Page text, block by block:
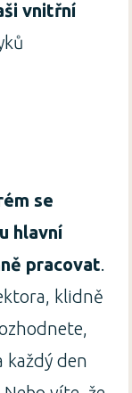
vnitřní
se
hlavní
pracovat
klidně
každý den